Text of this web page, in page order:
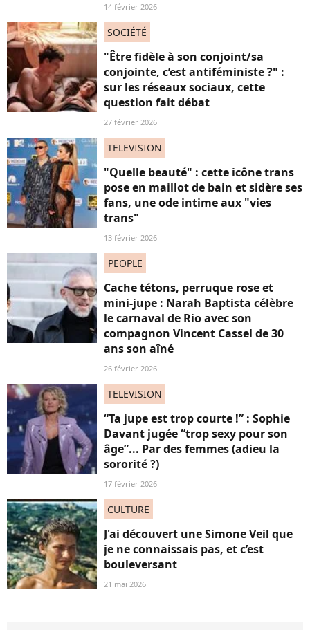
14 février 2026
SOCIÉTÉ
"Être fidèle à son conjoint/sa
conjointe, c’est antiféministe ?" :
sur les réseaux sociaux, cette
question fait débat
27 février 2026
TELEVISION
"Quelle beauté" : cette icône trans
pose en maillot de bain et sidère ses
fans, une ode intime aux "vies
trans"
13 février 2026
PEOPLE
Cache tétons, perruque rose et
mini-jupe : Narah Baptista célèbre
le carnaval de Rio avec son
compagnon Vincent Cassel de 30
ans son aîné
26 février 2026
TELEVISION
“Ta jupe est trop courte !” : Sophie
Davant jugée “trop sexy pour son
âge”... Par des femmes (adieu la
sororité ?)
17 février 2026
CULTURE
J'ai découvert une Simone Veil que
je ne connaissais pas, et c’est
bouleversant
21 mai 2026